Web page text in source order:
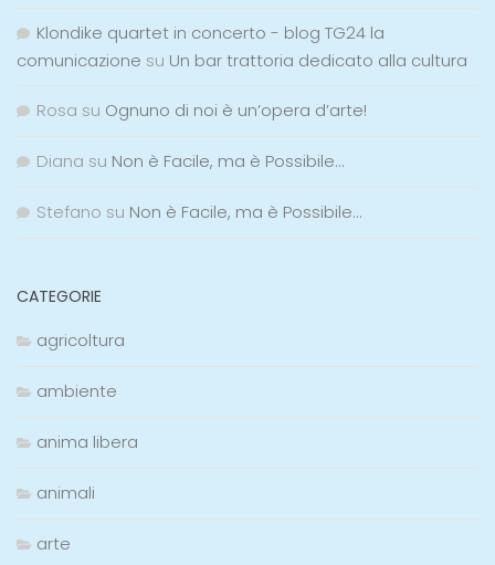
Klondike quartet in concerto - blog TG24 la
comunicazione su Un bar trattoria dedicato alla cultura
Rosa su Ognuno di noi è un’opera d’arte!
Diana su Non è Facile, ma è Possibile…
Stefano su Non è Facile, ma è Possibile…
CATEGORIE
agricoltura
ambiente
anima libera
animali
arte